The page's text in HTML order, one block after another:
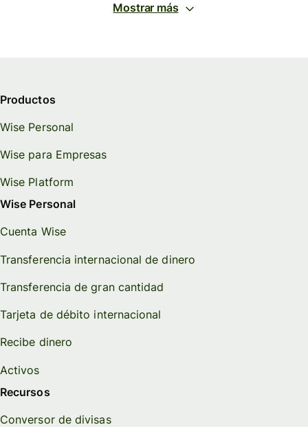
Mostrar más
Productos
Wise Personal
Wise para Empresas
Wise Platform
Wise Personal
Cuenta Wise
Transferencia internacional de dinero
Transferencia de gran cantidad
Tarjeta de débito internacional
Recibe dinero
Activos
Recursos
Conversor de divisas